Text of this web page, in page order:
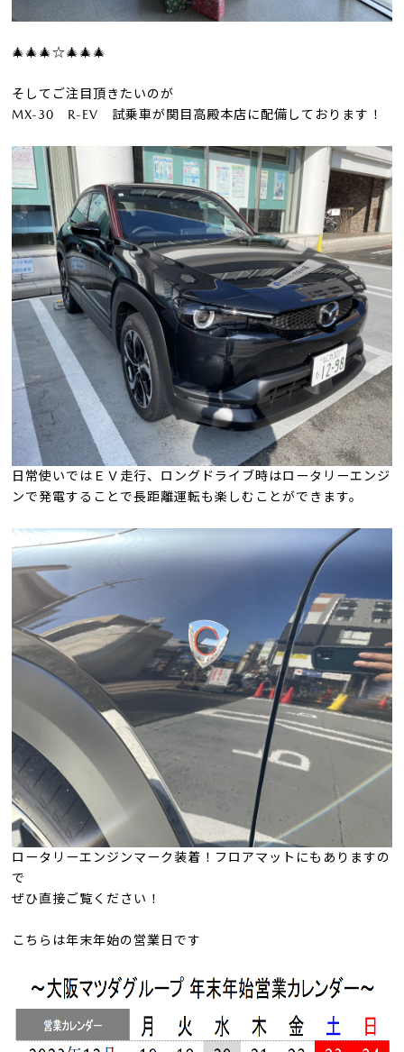
🎄🎄🎄☆🎄🎄🎄
そしてご注目頂きたいのが
MX-30 R-EV 試乗車が関目高殿本店に配備しております！
日常使いではＥＶ走行、ロングドライブ時はロータリーエンジ
ンで発電することで長距離運転も楽しむことができます。
ロータリーエンジンマーク装着！フロアマットにもありますの
で
ぜひ直接ご覧ください！
こちらは年末年始の営業日です